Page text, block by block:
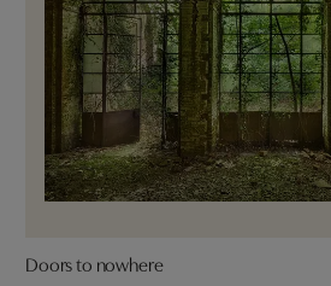
Doors to nowhere